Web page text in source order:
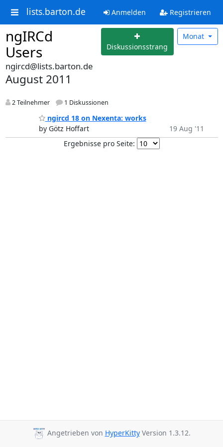
lists.barton.de Anmelden Registrieren
ngIRCd
Users
Diskussionsstrang
Monat
ngircd@lists.barton.de
August 2011
2 Teilnehmer 1 Diskussionen
ngircd 18 on Nexenta: works
by Götz Hoffart
19 Aug '11
Ergebnisse pro Seite:
Angetrieben von HyperKittyVersion 1.3.12.